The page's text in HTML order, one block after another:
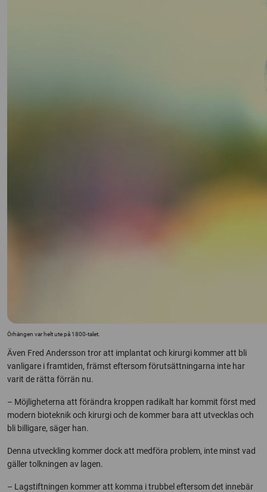
Örhängen var helt ute på 1800-talet.
Även Fred Andersson tror att implantat och kirurgi kommer att bli
vanligare i framtiden, främst eftersom förutsättningarna inte har
varit de rätta förrän nu.
– Möjligheterna att förändra kroppen radikalt har kommit först med
modern bioteknik och kirurgi och de kommer bara att utvecklas och
bli billigare, säger han.
Denna utveckling kommer dock att medföra problem, inte minst vad
gäller tolkningen av lagen.
– Lagstiftningen kommer att komma i trubbel eftersom det innebär